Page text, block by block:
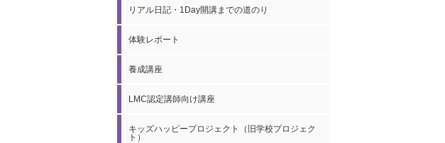
リアル日記・1Day開講までの道のり
体験レポート
養成講座
LMC認定講師向け講座
キッズハッピープロジェクト（旧学校プロジェク
ト）